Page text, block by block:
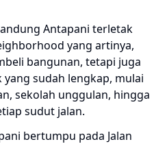
Antapani terletak
yang artinya,
bangunan, tetapi juga
sudah lengkap, mulai
sekolah unggulan, hingga
sudut jalan.
bertumpu pada Jalan